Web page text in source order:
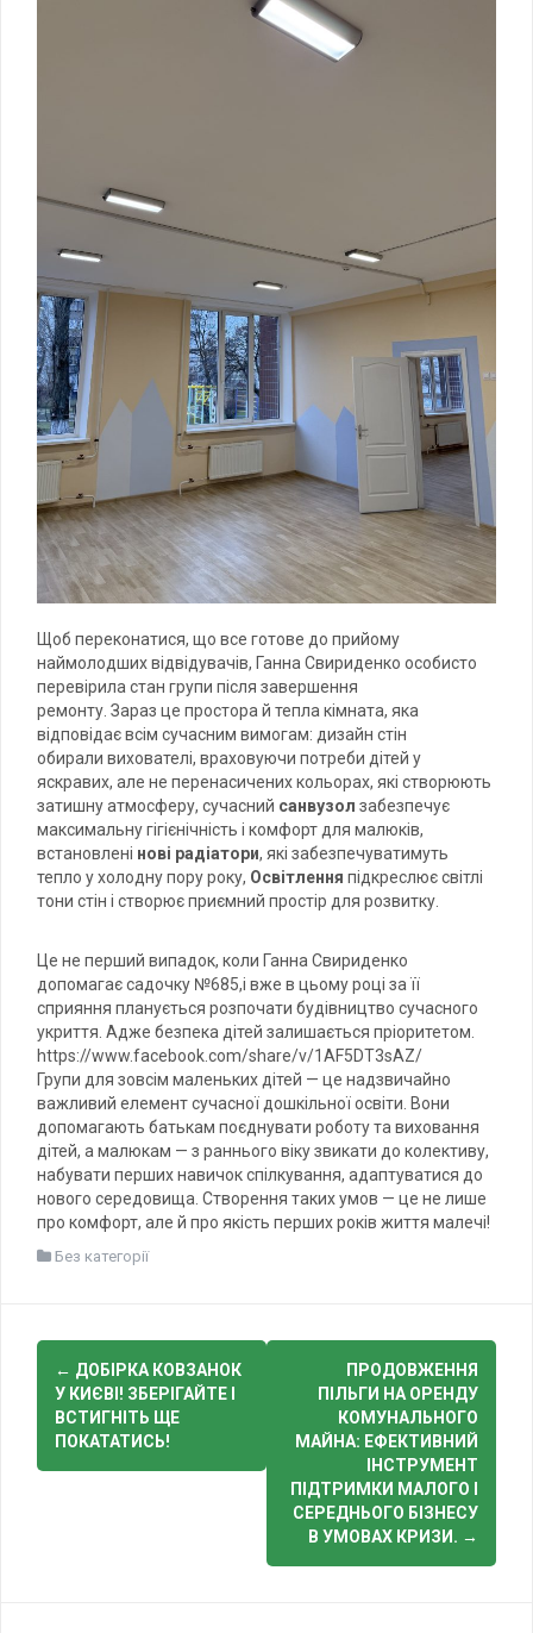
Щоб переконатися, що все готове до прийому
наймолодших відвідувачів, Ганна Свириденко особисто
перевірила стан групи після завершення
ремонту. Зараз це простора й тепла кімната, яка
відповідає всім сучасним вимогам: дизайн стін
обирали вихователі, враховуючи потреби дітей у
яскравих, але не перенасичених кольорах, які створюють
затишну атмосферу, сучасний санвузол забезпечує
максимальну гігієнічність і комфорт для малюків,
встановлені нові радіатори, які забезпечуватимуть
тепло у холодну пору року, Освітлення підкреслює світлі
тони стін і створює приємний простір для розвитку.
Це не перший випадок, коли Ганна Свириденко
допомагає садочку №685,і вже в цьому році за її
сприяння планується розпочати будівництво сучасного
укриття. Адже безпека дітей залишається пріоритетом.
https://www.facebook.com/share/v/1AF5DT3sAZ/
Групи для зовсім маленьких дітей — це надзвичайно
важливий елемент сучасної дошкільної освіти. Вони
допомагають батькам поєднувати роботу та виховання
дітей, а малюкам — з раннього віку звикати до колективу,
набувати перших навичок спілкування, адаптуватися до
нового середовища. Створення таких умов — це не лише
про комфорт, але й про якість перших років життя малечі!
Без категорії
Post
navigation
← ДОБІРКА КОВЗАНОК
У КИЄВІ! ЗБЕРІГАЙТЕ І
ВСТИГНІТЬ ЩЕ
ПОКАТАТИСЬ!
ПРОДОВЖЕННЯ
ПІЛЬГИ НА ОРЕНДУ
КОМУНАЛЬНОГО
МАЙНА: ЕФЕКТИВНИЙ
ІНСТРУМЕНТ
ПІДТРИМКИ МАЛОГО І
СЕРЕДНЬОГО БІЗНЕСУ
В УМОВАХ КРИЗИ. →